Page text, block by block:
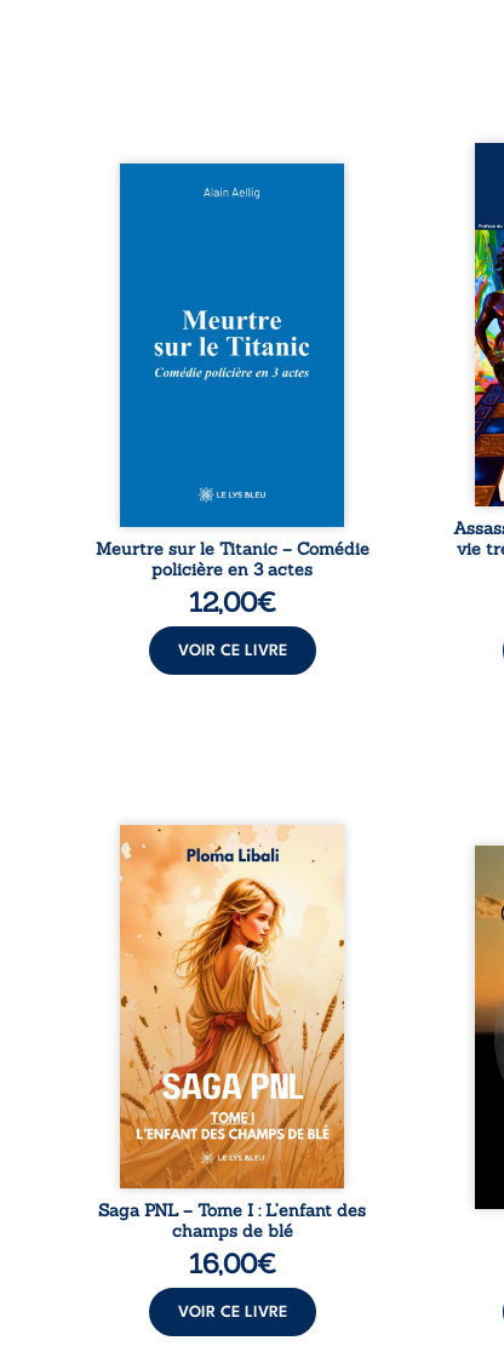
Et si le naufrage n’avait pas
les profondeurs de l’Atlantique.
Sept décennies plus tard, la
découverte de l’épave fait
resurgir un secret que l’on
Meurtre sur le Titanic – Comédie
policière en 3 actes
12,00€
VOIR CE LIVRE
La
de
qui
vie
Autrefois, les champs
d’Atlantis vibraient sous le
vent et les enfants couraient
dans les blés. Puis la couronne
plia le genou, livrant son
peuple à l’ombre d’Ivorny. À
Atove, Luwel aurait pu
disparaître dans les ruines de
son destin ; pourtant, sous les
pierres d’un temple oublié, des
rebelles lui tendirent la main.
Parmi eux, Atos, général sans
trône mais habité par ...
Saga PNL – Tome I : L’enfant des
champs de blé
16,00€
VOIR CE LIVRE
les
les